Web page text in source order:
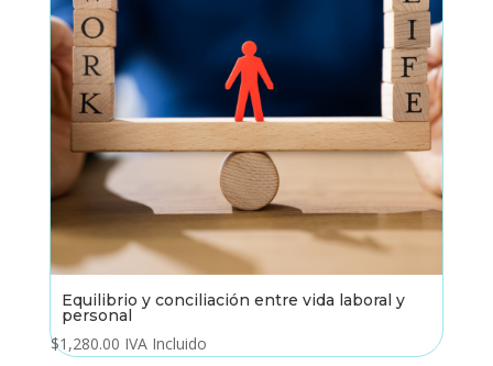
Equilibrio y conciliación entre vida laboral y
personal
$1,280.00 IVA Incluido